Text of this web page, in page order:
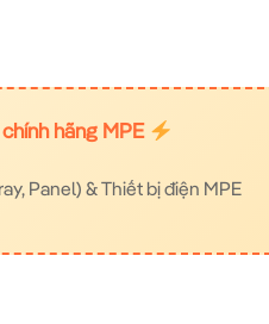
hãng MPE
Panel) & Thiết bị điện MPE